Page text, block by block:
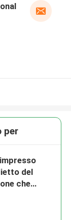
per
del
che